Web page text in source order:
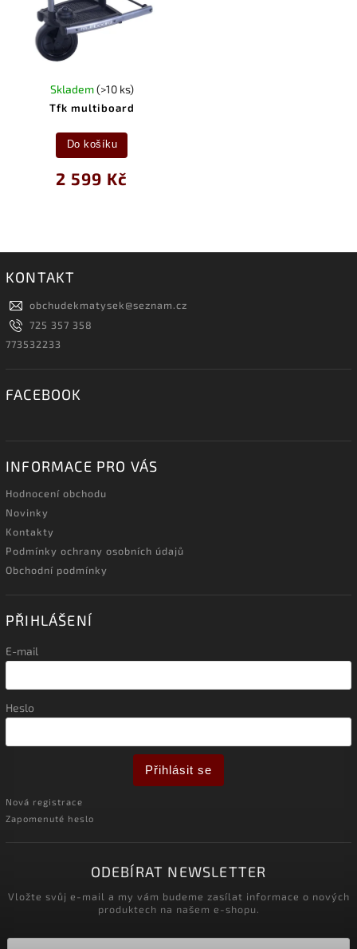
Tfk multiboard
Skladem(>10 ks)
2 599 Kč
Do košíku
KONTAKT
obchudekmatysek@seznam.cz
725 357 358
773532233
FACEBOOK
INFORMACE PRO VÁS
Hodnocení obchodu
Novinky
Kontakty
Podmínky ochrany osobních údajů
Obchodní podmínky
PŘIHLÁŠENÍ
E-mail
Heslo
Přihlásit se
Nová registrace
Zapomenuté heslo
ODEBÍRAT NEWSLETTER
Vložte svůj e-mail a my vám budeme zasílat informace o nových
produktech na našem e-shopu.